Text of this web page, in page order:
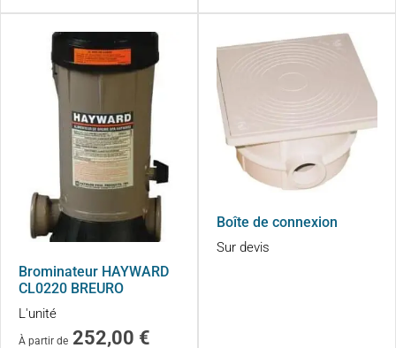
Brominateur HAYWARD
CL0220 BREURO
L'unité
À partir de 252,00 €
Boîte de connexion
Sur devis